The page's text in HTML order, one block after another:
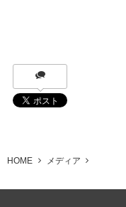
HOME メディア